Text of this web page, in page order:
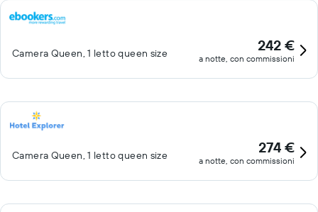
Camera Queen, 1 letto queen size 242 €
a notte, con commissioni
Camera Queen, 1 letto queen size 274 €
a notte, con commissioni